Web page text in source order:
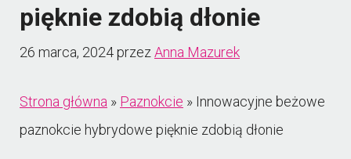
pięknie zdobią dłonie
26 marca, 2024przez Anna Mazurek
Strona główna » Paznokcie » Innowacyjne beżowe
paznokcie hybrydowe pięknie zdobią dłonie